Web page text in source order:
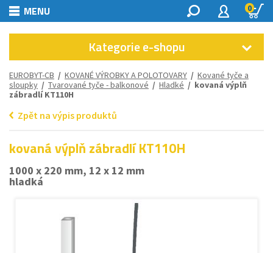
MENU 0
Kategorie e-shopu
EUROBYT-CB / KOVANÉ VÝROBKY A POLOTOVARY / Kované tyče a
sloupky / Tvarované tyče - balkonové / Hladké / kovaná výplň
zábradlí KT110H
Zpět na výpis produktů
kovaná výplň zábradlí KT110H
1000 x 220 mm, 12 x 12 mm
hladká